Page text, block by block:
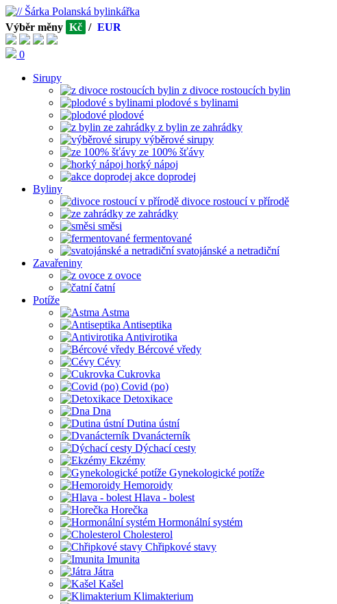
Výběr měny Kč / EUR
0
Sirupy
z divoce rostoucích bylin
plodové s bylinami
plodové
z bylin ze zahrádky
výběrové sirupy
ze 100% šťávy
horký nápoj
akce doprodej
Byliny
divoce rostoucí v přírodě
ze zahrádky
směsi
fermentované
svatojánské a netradiční
Zavařeniny
z ovoce
čatní
Potíže
Astma
Antiseptika
Antivirotika
Bércové vředy
Cévy
Cukrovka
Covid (po)
Detoxikace
Dna
Dutina ústní
Dvanácterník
Dýchací cesty
Ekzémy
Gynekologické potíže
Hemoroidy
Hlava - bolest
Horečka
Hormonální systém
Cholesterol
Chřipkové stavy
Imunita
Játra
Kašel
Klimakterium